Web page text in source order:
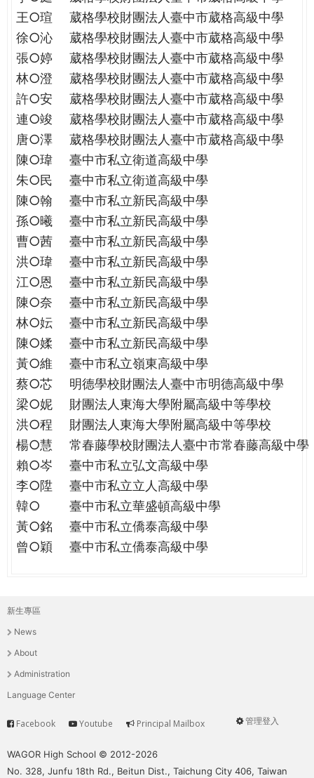
王○瑄
葳格學校財團法人臺中市葳格高級中學
徐○沁
葳格學校財團法人臺中市葳格高級中學
張○婷
葳格學校財團法人臺中市葳格高級中學
林○澄
葳格學校財團法人臺中市葳格高級中學
許○安
葳格學校財團法人臺中市葳格高級中學
連○竣
葳格學校財團法人臺中市葳格高級中學
唐○澤
葳格學校財團法人臺中市葳格高級中學
陳○瑋
臺中市私立衛道高級中學
朱○民
臺中市私立衛道高級中學
陳○翰
臺中市私立新民高級中學
孫○曦
臺中市私立新民高級中學
曹○茜
臺中市私立新民高級中學
洪○瑋
臺中市私立新民高級中學
江○恩
臺中市私立新民高級中學
陳○奈
臺中市私立新民高級中學
林○妘
臺中市私立新民高級中學
陳○媃
臺中市私立新民高級中學
黃○維
臺中市私立嶺東高級中學
蔡○芯
明德學校財團法人臺中市明德高級中學
梁○妮
財團法人東海大學附屬高級中等學校
洪○程
財團法人東海大學附屬高級中等學校
楊○慧
常春藤學校財團法人臺中市常春藤高級中學
賴○岑
臺中市私立弘文高級中學
李○陞
臺中市私立立人高級中學
韓○
臺中市私立華盛頓高級中學
黃○銘
臺中市私立僑泰高級中學
曾○穎
臺中市私立僑泰高級中學
主
選
單
新生專區
News
About
Administration
Language Center
User
管理登入
Service
Facebook Youtube Principal Mailbox
WAGOR High School © 2012-2026
No. 328, Junfu 18th Rd., Beitun Dist., Taichung City 406, Taiwan